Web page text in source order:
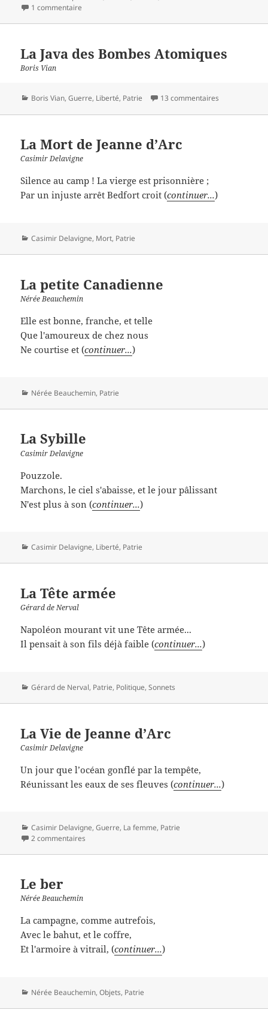
1 commentaire
La Java des Bombes Atomiques
Boris Vian
Catégories
Boris Vian,Guerre, Liberté, Patrie 13 commentaires
La Mort de Jeanne d’Arc
Casimir Delavigne
Silence au camp ! La vierge est prisonnière ;
Par un injuste arrêt Bedfort croit (continuer...)
Catégories
Casimir Delavigne, Mort, Patrie
La petite Canadienne
Nérée Beauchemin
Elle est bonne, franche, et telle
Que l'amoureux de chez nous
Ne courtise et (continuer...)
Catégories
Nérée Beauchemin, Patrie
La Sybille
Casimir Delavigne
Pouzzole.
Marchons, le ciel s'abaisse, et le jour pâlissant
N'est plus à son (continuer...)
Catégories
Casimir Delavigne, Liberté, Patrie
La Tête armée
Gérard de Nerval
Napoléon mourant vit une Tête armée...
Il pensait à son fils déjà faible (continuer...)
Catégories
Gérard de Nerval, Patrie, Politique,Sonnets
La Vie de Jeanne d’Arc
Casimir Delavigne
Un jour que l’océan gonflé par la tempête,
Réunissant les eaux de ses fleuves (continuer...)
Catégories
Casimir Delavigne,Guerre, La femme, Patrie
2 commentaires
Le ber
Nérée Beauchemin
La campagne, comme autrefois,
Avec le bahut, et le coffre,
Et l'armoire à vitrail, (continuer...)
Catégories
Nérée Beauchemin,Objets, Patrie